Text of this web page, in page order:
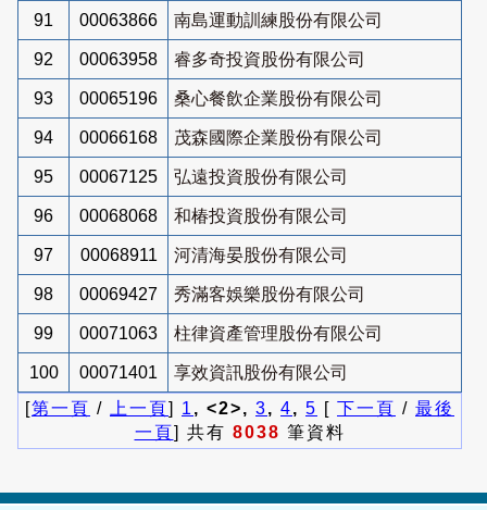
91 00063866 南島運動訓練股份有限公司
92 00063958 睿多奇投資股份有限公司
93 00065196 桑心餐飲企業股份有限公司
94 00066168 茂森國際企業股份有限公司
95 00067125 弘遠投資股份有限公司
96 00068068 和椿投資股份有限公司
97 00068911 河清海晏股份有限公司
98 00069427 秀滿客娛樂股份有限公司
99 00071063 柱律資產管理股份有限公司
100 00071401
享效資訊股份有限公司
[第一頁 / 上一頁] 1 , <2>, 3, 4, 5 [ 下一頁 / 最後
一頁] 共有 8038 筆資料